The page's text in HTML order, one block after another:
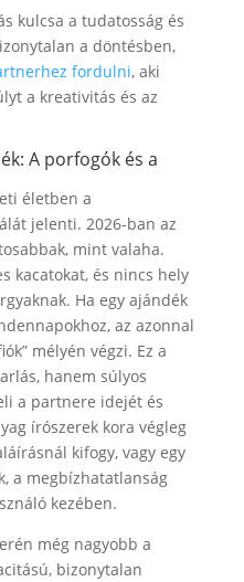
kulcsa a tudatosság és
a döntésben,
fordulni, aki
a kreativitás és az
A porfogók és a
életben a
jelenti. 2026-ban az
mint valaha.
kacatokat, és nincs hely
Ha egy ajándék
az azonnal
mélyén végzi. Ez a
hanem súlyos
a partnere idejét és
írószerek kora végleg
kifogy, vagy egy
a megbízhatatlanság
kezében.
még nagyobb a
bizonytalan